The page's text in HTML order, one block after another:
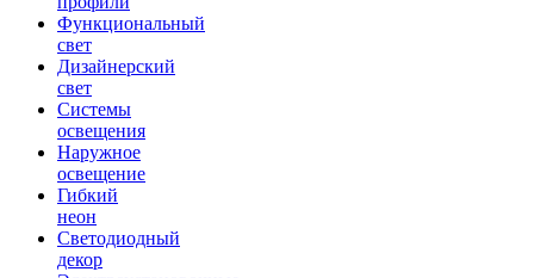
Функциональный
свет
Дизайнерский
свет
Системы
освещения
Наружное
освещение
Гибкий
неон
Светодиодный
декор